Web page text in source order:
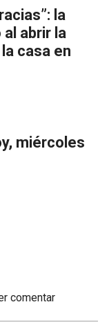
la
al abrir la
casa en
miércoles
comentar